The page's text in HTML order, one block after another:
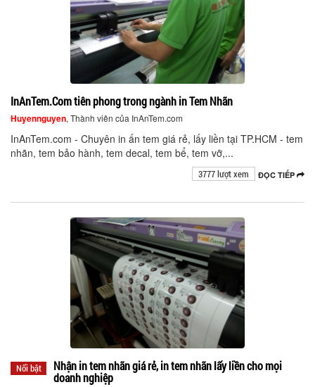
InAnTem.Com tiên phong trong ngành in Tem Nhãn
Huyennguyen, Thành viên của InAnTem.com
InAnTem.com - Chuyên in ấn tem giá rẻ, lấy liền tại TP.HCM - tem
nhãn, tem bảo hành, tem decal, tem bể, tem vỡ,...
ĐỌC TIẾP
3777 lượt xem
Nổi bật
Nhận in tem nhãn giá rẻ, in tem nhãn lấy liền cho mọi
doanh nghiệp